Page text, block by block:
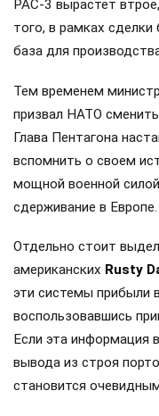
PAC-3 вырастет
того, в рамках сделки
база для
Тем временем
призвал НАТО
Глава Пентагона
вспомнить о своем
мощной военной
сдерживание в Европе.
Отдельно стоит
американских Rusty
эти системы прибыли
воспользовавшись
Если эта информация
вывода из строя
становится